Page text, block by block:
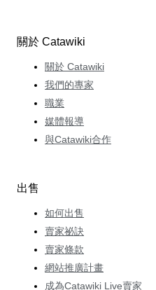
關於 Catawiki
關於 Catawiki
我們的專家
職業
媒體報導
與Catawiki合作
出售
如何出售
賣家祕訣
賣家條款
網站推廣計畫
成為Catawiki Live賣家